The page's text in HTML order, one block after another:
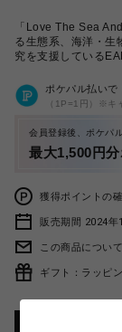
「Love The Sea
る生態系、海洋・生
究を支援している
ポケパル払いで
（1P=1円）※キ
会員登録後、ポケパ
最大1,500円
獲得ポイントの
販売期間 2024年
この商品について
ギフト：ラッピ